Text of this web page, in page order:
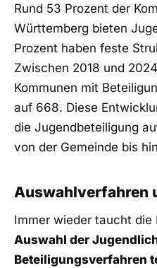
Rund 53 Prozent der
Württemberg bieten
Prozent haben feste
Zwischen 2018 und
Kommunen mit
auf 668. Diese
die Jugendbeteiligung
von der Gemeinde bis
Auswahlverfahren
Immer wieder taucht die
Auswahl der
Beteiligungsverfahren